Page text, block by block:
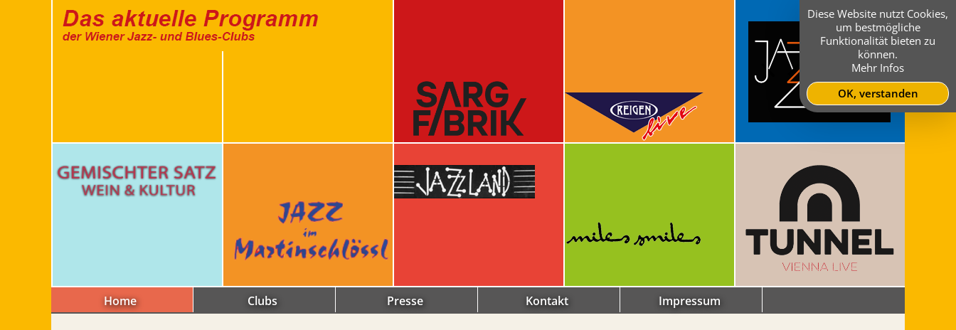
Home Clubs Presse Kontakt Impressum
Diese Website nutzt Cookies,
um bestmögliche
Funktionalität bieten zu
können.
Mehr Infos
OK, verstanden